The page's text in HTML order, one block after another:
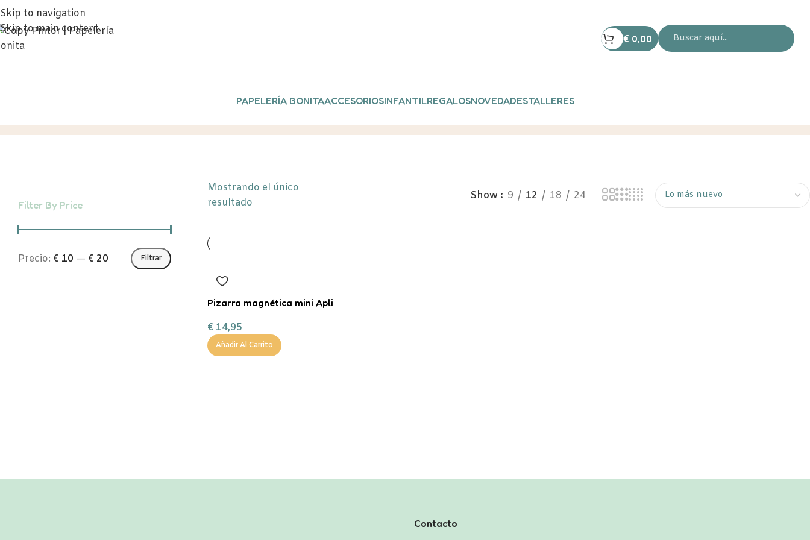
Skip to navigation
Skip to main content
€ 0,00
PAPELERÍA BONITAACCESORIOSINFANTILREGALOSNOVEDADESTALLERES
Filter By Price
Filtrar
Precio: € 10 — € 20
Mostrando el único
resultado
Show 9 12 18 24
Pizarra magnética mini Apli
€ 14,95
Añadir Al Carrito
Contacto